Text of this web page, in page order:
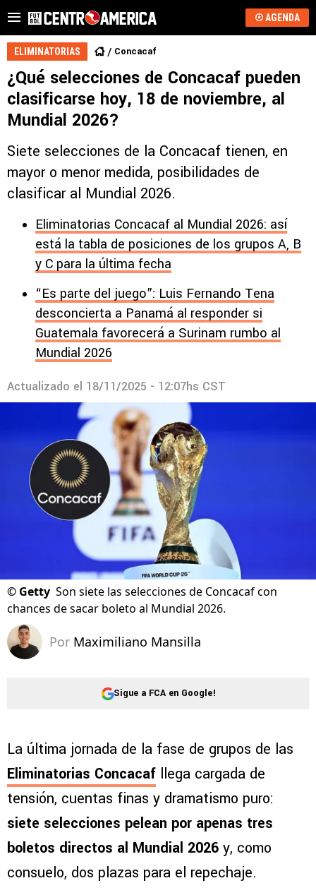
AGENDA
ELIMINATORIAS Concacaf
¿Qué selecciones de Concacaf pueden
clasificarse hoy, 18 de noviembre, al
Mundial 2026?
Siete selecciones de la Concacaf tienen, en
mayor o menor medida, posibilidades de
clasificar al Mundial 2026.
Eliminatorias Concacaf al Mundial 2026: así
está la tabla de posiciones de los grupos A, B
y C para la última fecha
“Es parte del juego”: Luis Fernando Tena
desconcierta a Panamá al responder si
Guatemala favorecerá a Surinam rumbo al
Mundial 2026
Actualizado el 18/11/2025 - 12:07hs CST
© Getty Son siete las selecciones de Concacaf con
chances de sacar boleto al Mundial 2026.
Por Maximiliano Mansilla
Sigue a FCA en Google!
La última jornada de la fase de grupos de las
Eliminatorias Concacaf llega cargada de
tensión, cuentas finas y dramatismo puro:
siete selecciones pelean por apenas tres
boletos directos al Mundial 2026 y, como
consuelo, dos plazas para el repechaje.